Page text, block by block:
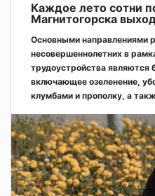
Каждое лето сотни
Магнитогорска
Основными направлениями
несовершеннолетних в
трудоустройства являются
включающее озеленение,
клумбами и прополку, а